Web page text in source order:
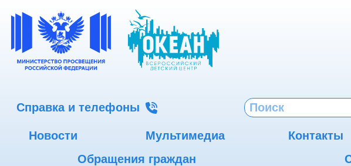
Справка и телефоны
Новости Мультимедиа Контакты
Обращения граждан